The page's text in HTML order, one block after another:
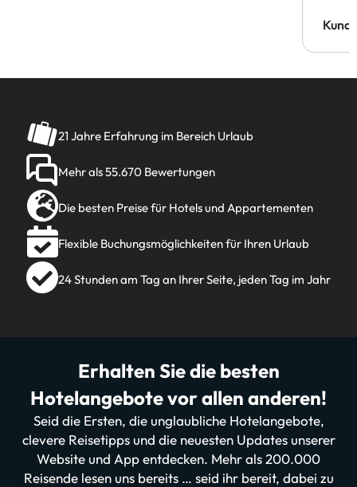
21 Jahre Erfahrung im Bereich Urlaub
Mehr als 55.670 Bewertungen
Die besten Preise für Hotels und Appartementen
Flexible Buchungsmöglichkeiten für Ihren Urlaub
24 Stunden am Tag an Ihrer Seite, jeden Tag im Jahr
Erhalten Sie die besten
Hotelangebote vor allen anderen!
Seid die Ersten, die unglaubliche Hotelangebote,
clevere Reisetipps und die neuesten Updates unserer
Website und App entdecken. Mehr als 200.000
Reisende lesen uns bereits … seid ihr bereit, dabei zu